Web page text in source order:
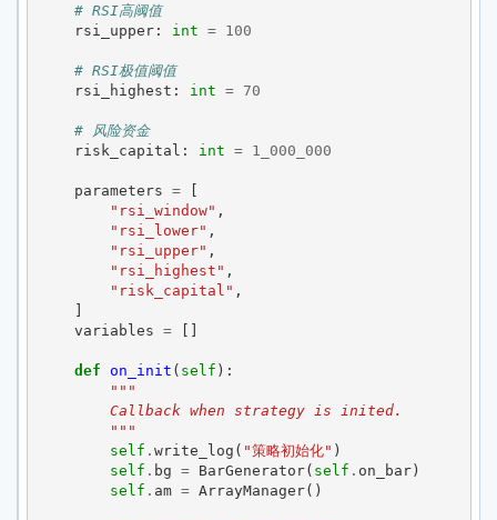
# RSI高阈值
rsi_upper: int = 100
# RSI极值阈值
rsi_highest : int = 70
# 风险资金
risk_capital : int = 1_000_000
parameters =
[
"rsi_window" ,
"rsi_lower" ,
"rsi_upper" ,
"rsi_highest" ,
"risk_capital" ,
]
variables = []
def on_init ( self ):
"""
        Callback when strategy is inited.
        """
self . write_log ( "策略初始化" )
self . bg = BarGenerator( self . on_bar)
self . am = ArrayManager()